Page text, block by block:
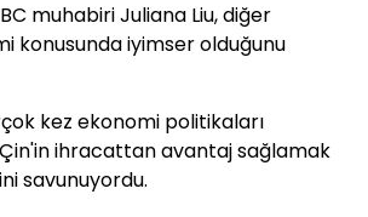
muhabiri Juliana Liu, diğer
konusunda iyimser olduğunu
kez ekonomi politikaları
ihracattan avantaj sağlamak
savunuyordu.